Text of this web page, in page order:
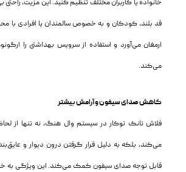
خانواده یا کاربران مختلف تنظیم کنید. این مزیت، راحتی
قد بلند، کودکان و به خصوص سالمندان یا افرادی با
ارمغان می‌آورد و استفاده از سرویس بهداشتی را
می‌کند.
کاهش صدای سیفون و آرامش بیشتر
فلاش تانک توکار در سیستم وال هنگ، نه تنها از
می‌کند، بلکه به دلیل قرار گرفتن درون دیوار و
قابل توجه صدای سیفون کمک می‌کند. این ویژگی به